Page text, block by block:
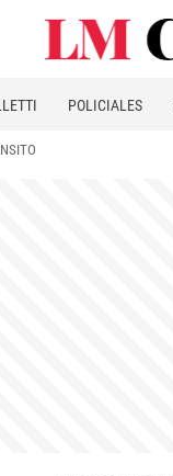
POLICIALES